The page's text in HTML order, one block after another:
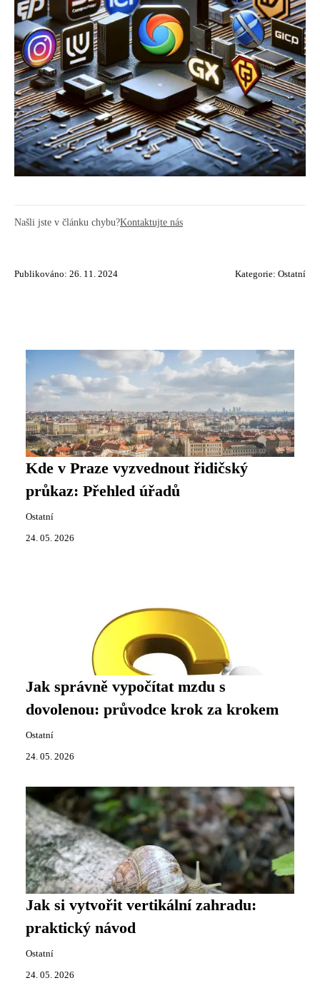
Našli jste v článku chybu?Kontaktujte nás
Publikováno: 26. 11. 2024 Kategorie: Ostatní
Kde v Praze vyzvednout řidičský
průkaz: Přehled úřadů
Ostatní
24. 05. 2026
Jak správně vypočítat mzdu s
dovolenou: průvodce krok za krokem
Ostatní
24. 05. 2026
Jak si vytvořit vertikální zahradu:
praktický návod
Ostatní
24. 05. 2026